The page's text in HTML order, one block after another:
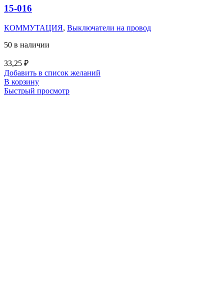
15-016
КОММУТАЦИЯ, Выключатели на провод
50 в наличии
33,25 ₽
Добавить в список желаний
В корзину
Быстрый просмотр